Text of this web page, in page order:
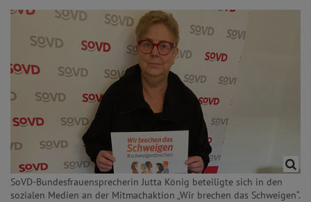
SoVD-Bundesfrauensprecherin Jutta König beteiligte sich in den
sozialen Medien an der Mitmachaktion „Wir brechen das Schweigen“.